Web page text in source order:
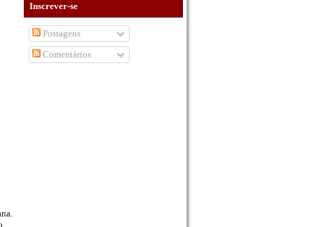
Inscrever-se
Postagens
Comentários